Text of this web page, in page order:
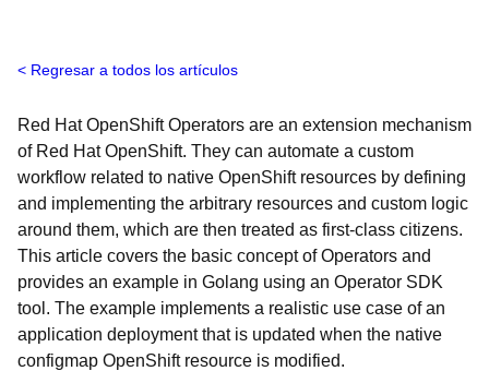
Regresar a todos los artículos
Red Hat OpenShift Operators are an extension mechanism
of Red Hat OpenShift. They can automate a custom
workflow related to native OpenShift resources by defining
and implementing the arbitrary resources and custom logic
around them, which are then treated as first-class citizens.
This article covers the basic concept of Operators and
provides an example in Golang using an Operator SDK
tool. The example implements a realistic use case of an
application deployment that is updated when the native
configmap OpenShift resource is modified.